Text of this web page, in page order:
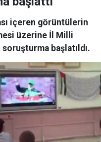
içeren görüntülerin
üzerine İl Milli
başlatıldı.